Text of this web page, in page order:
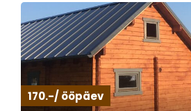
170.-/ ööpäev